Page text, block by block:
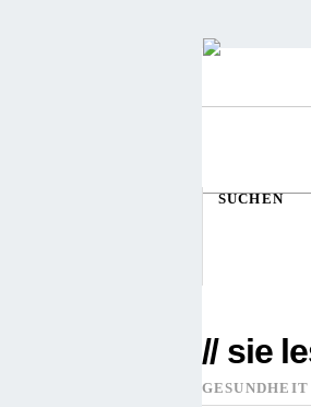
SUCHEN
// sie